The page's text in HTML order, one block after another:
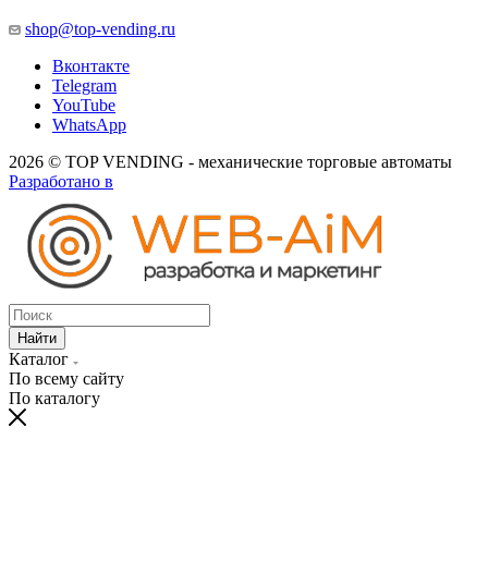
shop@top-vending.ru
Вконтакте
Telegram
YouTube
WhatsApp
2026 © TOP VENDING - механические торговые автоматы
Разработано в
Найти
Каталог
По всему сайту
По каталогу